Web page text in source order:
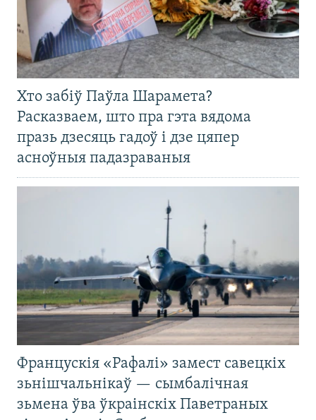
Хто забіў Паўла Шарамета?
Расказваем, што пра гэта вядома
празь дзесяць гадоў і дзе цяпер
асноўныя падазраваныя
Францускія «Рафалі» замест савецкіх
зьнішчальнікаў — сымбалічная
зьмена ўва ўкраінскіх Паветраных